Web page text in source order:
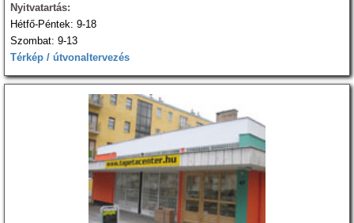
Nyitvatartás:
Hétfő-Péntek: 9-18
Szombat: 9-13
Térkép / útvonaltervezés